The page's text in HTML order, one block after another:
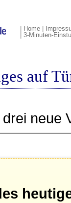
Home
3-Minuten-
auf
neue